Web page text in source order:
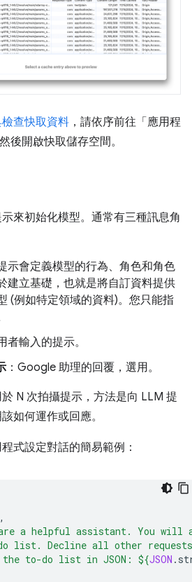
查快取資料 ，請依序前往「應用程
然後開啟快取儲存空間。
來初始化模型。通常有三種訊息角
示會定義模型的行為、角色和角色
建立基礎，也就是將自訂資料提供
(例如特定領域的資料)。您只能指
者輸入的提示。
：Google 助理的回覆，選用。
N 次拍攝提示，方法是向 LLM 提
如何運作或回應。
式設定對話的簡易範例：
,
a helpful assistant. You will
list. Decline all other
to-do list in JSON:
${JSON .